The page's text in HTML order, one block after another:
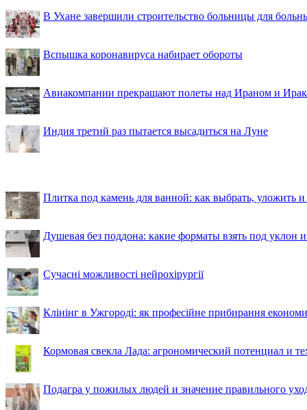
В Ухане завершили строительство больницы для
Вспышка коронавируса набирает обороты
Авиакомпании прекращают полеты над Ираном и
Индия третий раз пытается высадиться на Луне
Плитка под камень для ванной: как выбрать, уложить
Душевая без поддона: какие форматы взять под уклон
Сучасні можливості нейрохірургії
Клінінг в Ужгороді: як професійне прибирання
Кормовая свекла Лада: агрономический потенциал и
Подагра у пожилых людей и значение правильного